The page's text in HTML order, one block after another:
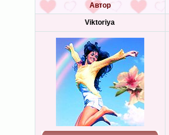
Автор
Viktoriya